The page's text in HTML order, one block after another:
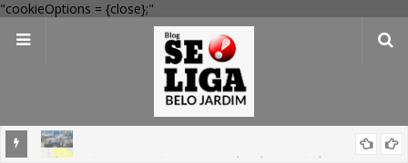
"cookieOptions = {close};"
Balanço: 9 pessoas são assassinadas durante 24 horas em